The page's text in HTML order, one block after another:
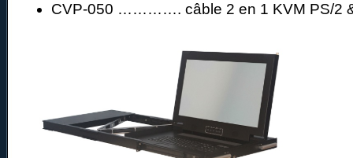
CVP-050 …………. câble 2 en 1 KVM PS/2